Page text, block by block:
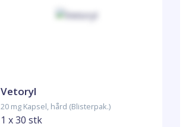
Vetoryl
20 mg Kapsel, hård (Blisterpak.)
1 x 30 stk